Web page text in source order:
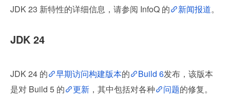
JDK 23 新特性的详细信息，请参阅 InfoQ 的
新闻报道。
JDK 24
JDK 24 的 早期访问构建版本的 Build 6发布，该版本
是对 Build 5 的
更新 ，其中包括对各种 问题的修复。